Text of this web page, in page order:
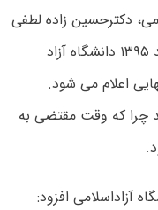
دکترحسین زاده لطفی
اظهار داشت: نتایج آزمون کارشناسی ارشد ۱۳۹۵ دانشگاه آزاد
اعلام می شود.
چرا که وقت مقتضی به
آزاداسلامی افزود: